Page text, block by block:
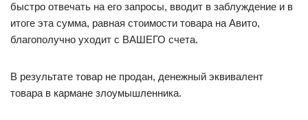
быстро отвечать на его запросы, вводит в заблуждение и в
итоге эта сумма, равная стоимости товара на Авито,
благополучно уходит с ВАШЕГО счета.
В результате товар не продан, денежный эквивалент
товара в кармане злоумышленника.